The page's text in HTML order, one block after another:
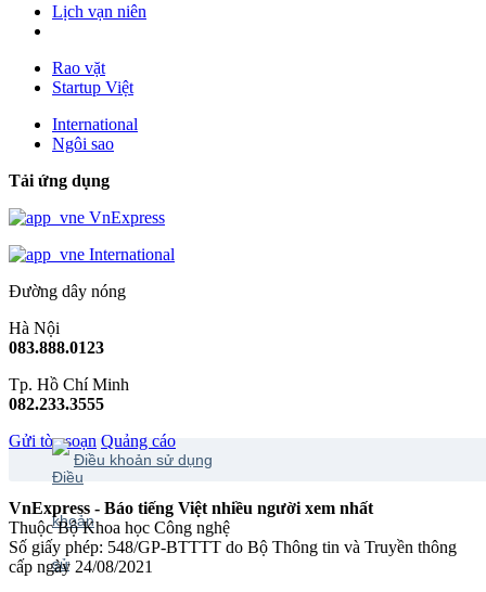
Lịch vạn niên
Rao vặt
Startup Việt
International
Ngôi sao
Tải ứng dụng
VnExpress
International
Đường dây nóng
Hà Nội
083.888.0123
Tp. Hồ Chí Minh
082.233.3555
Gửi tòa soạn Quảng cáo
Điều khoản sử dụng
VnExpress - Báo tiếng Việt nhiều người xem nhất
Thuộc Bộ Khoa học Công nghệ
Số giấy phép: 548/GP-BTTTT do Bộ Thông tin và Truyền thông
cấp ngày 24/08/2021